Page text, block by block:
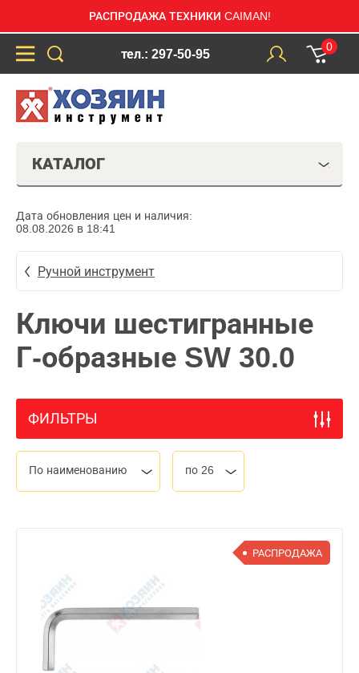
РАСПРОДАЖА ТЕХНИКИ CAIMAN!
тел.: 297-50-95
0
КАТАЛОГ
Дата обновления цен и наличия:
08.08.2026 в 18:41
Ручной инструмент
Ключи шестигранные
Г-образные SW 30.0
ФИЛЬТРЫ
По наименованию по 26
РАСПРОДАЖА